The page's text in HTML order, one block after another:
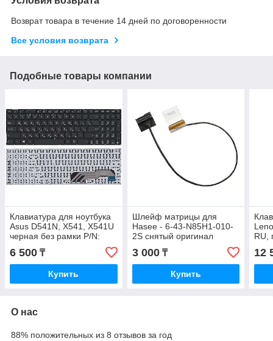
Возврат товара в течение 14 дней по договоренности
Все условия возврата
Подобные товары компании
Клавиатура для ноутбука
Asus D541N, X541, X541U
черная без рамки P/N:
0KN0-UK2RU16
6 500 ₸
Купить
Шлейф матрицы для
Hasee - 6-43-N85H1-010-
2S снятый оригинал
3 000₸
Купить
RU,
12
О нас
88% положительных из 8 отзывов за год